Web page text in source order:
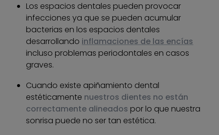
Los espacios dentales pueden provocar
infecciones ya que se pueden acumular
bacterias en los espacios dentales
desarrollando inflamaciones de las encías
incluso problemas periodontales en casos
graves.
Cuando existe apiñamiento dental
estéticamente nuestros dientes no están
correctamente alineados por lo que nuestra
sonrisa puede no ser tan estética.